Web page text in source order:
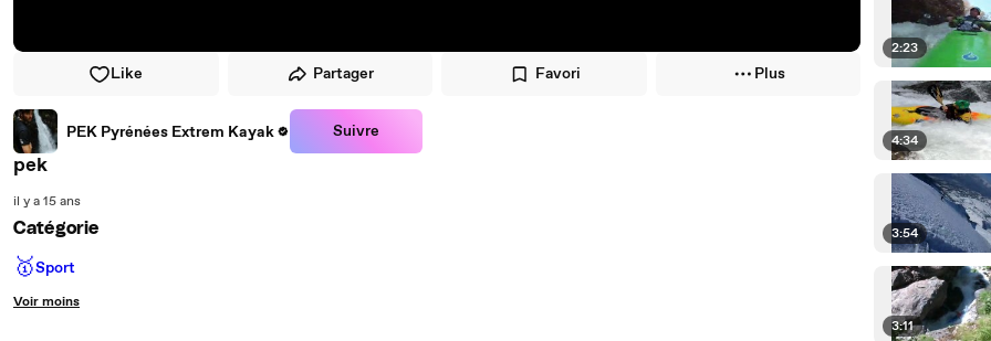
Like Partager Favori Plus
PEK Pyrénées Extrem Kayak Suivre
pek
il y a 15 ans
Catégorie
🥇Sport
Voir moins
2:23
4:34
3:54
3:11